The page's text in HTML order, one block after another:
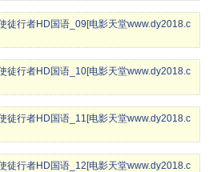
徒行者HD国语_09[电影天堂www.dy2018.c
徒行者HD国语_10[电影天堂www.dy2018.c
徒行者HD国语_11[电影天堂www.dy2018.c
徒行者HD国语_12[电影天堂www.dy2018.c